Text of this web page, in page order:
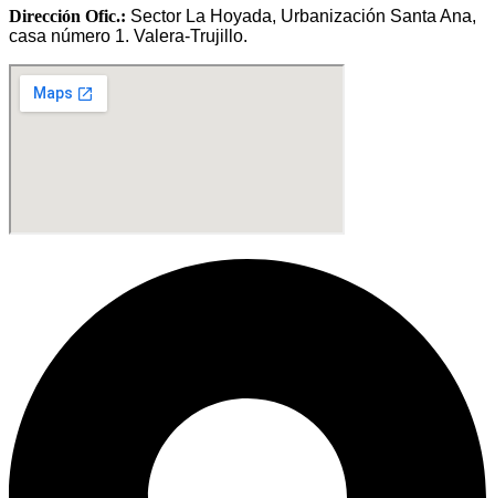
Dirección Ofic.: Sector La Hoyada, Urbanización Santa Ana,
casa número 1. Valera-Trujillo.